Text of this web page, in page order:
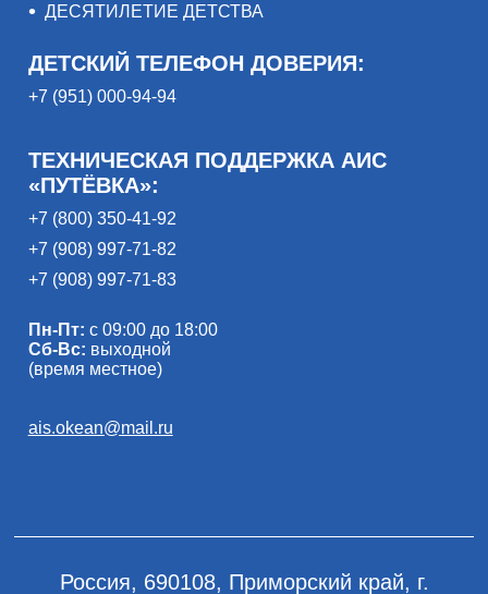
ДЕСЯТИЛЕТИЕ ДЕТСТВА
ДЕТСКИЙ ТЕЛЕФОН ДОВЕРИЯ:
+7 (951) 000-94-94
ТЕХНИЧЕСКАЯ ПОДДЕРЖКА АИС
«ПУТЁВКА»:
+7 (800) 350-41-92
+7 (908) 997-71-82
+7 (908) 997-71-83
Пн-Пт: с 09:00 до 18:00
Сб-Вс: выходной
(время местное)
ais.okean@mail.ru
Россия, 690108, Приморский край, г.